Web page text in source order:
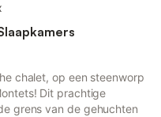
chalet, op een steenworp
Dit prachtige
grens van de gehuchten